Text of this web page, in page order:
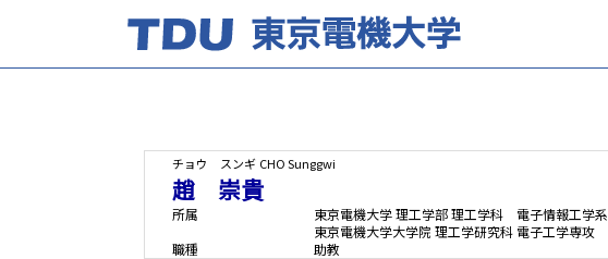
チョウ スンギ CHO Sunggwi
趙 崇貴
所属
東京電機大学 理工学部 理工学科 電子情報工学系
東京電機大学大学院 理工学研究科 電子工学専攻
職種
助教